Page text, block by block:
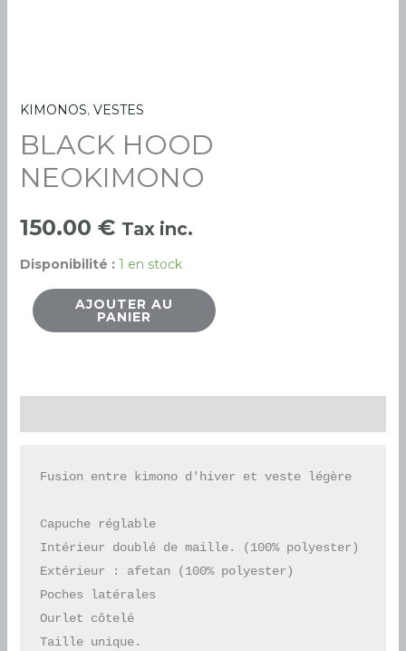
KIMONOS, VESTES
BLACK HOOD
NEOKIMONO
150.00 € Tax inc.
Disponibilité : 1 en stock
quantité
de
HOOD
AJOUTER AU
PANIER
Fusion entre kimono d'hiver et veste légère
Capuche réglable
Intérieur doublé de maille. (100% polyester)
Extérieur : afetan (100% polyester)
Poches latérales
Ourlet côtelé
Taille unique.